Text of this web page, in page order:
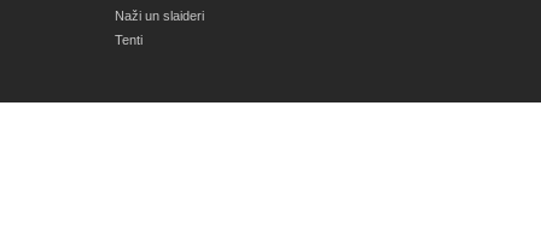
Naži un slaideri
Tenti